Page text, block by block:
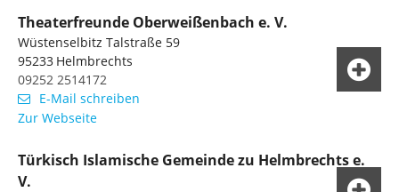
Theaterfreunde Oberweißenbach e. V.
Wüstenselbitz Talstraße 59
95233 Helmbrechts
09252 2514172
E-Mail schreiben
Zur Webseite
Türkisch Islamische Gemeinde zu Helmbrechts e.
V.